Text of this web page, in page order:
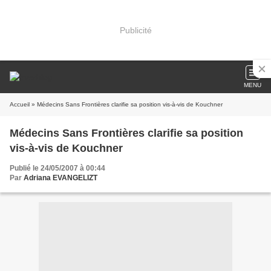
Publicité
MENU
Accueil » Médecins Sans Frontières clarifie sa position vis-à-vis de Kouchner
Médecins Sans Frontières clarifie sa position
vis-à-vis de Kouchner
Publié le 24/05/2007 à 00:44
Par Adriana EVANGELIZT